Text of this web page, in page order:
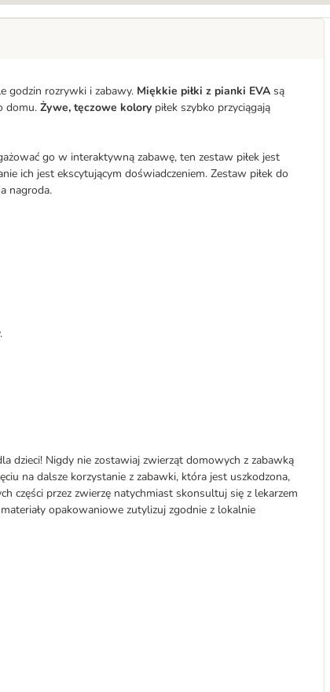
godzin rozrywki i zabawy. Miękkie piłki z pianki EVA są
domu. Żywe, tęczowe kolory piłek szybko przyciągają
go w interaktywną zabawę, ten zestaw piłek jest
ich jest ekscytującym doświadczeniem. Zestaw piłek do
nagroda.
dzieci! Nigdy nie zostawiaj zwierząt domowych z zabawką
na dalsze korzystanie z zabawki, która jest uszkodzona,
części przez zwierzę natychmiast skonsultuj się z lekarzem
opakowaniowe zutylizuj zgodnie z lokalnie